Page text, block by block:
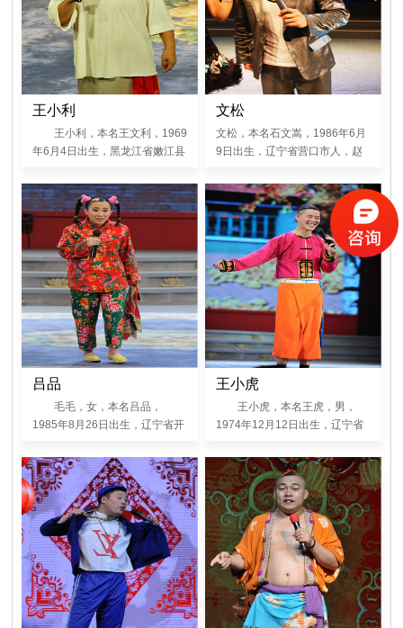
生》中扮演“老哑巴”，在辽宁电
视台2009年春节联欢晚会小品
《生日快乐》中扮演“老四”， 在
辽宁电视台2010年春节联欢晚会
小品《就差钱》中扮演“田七”，
在大型情景喜剧《来的都是客》
中扮演“马五”。
王小利
王小利，本名王文利，1969
年6月4日出生，黑龙江省嫩江县
届“赵本山杯二人转大赛”中获金
奖，在电视剧《刘老根Ⅱ》中扮
演“宋秃子”，在电视剧《乡村爱
情ⅠⅡ》、《乡村爱情故事》、
《乡村爱情交响曲》中扮演“刘
能”， 在电视剧《乡村名流》中
扮演“刘一手”，在2010年央视春
晚小品《捐助》中扮演“白闹”，
在2011年央视春晚小品《同桌的
你》中扮演“老余”，在大型情景
喜剧《来的都是客》中扮演“庞富
贵”。
文松
文松，本名石文嵩，1986年6月
9日出生，辽宁省营口市人，赵
吕品
毛毛，女，本名吕品，
1985年8月26日出生，辽宁省开
《不差钱》中扮演“丫蛋”，在电
影《三枪拍案惊奇》中扮演“陈
七”，在大型情景喜剧《来的都是
客》中扮演“桃花妹”，与赵本山
先生14号弟子王金龙搭档。
王小虎
王小虎，本名王虎，男，
1974年12月12日出生，辽宁省
子。在首届“赵本山杯二人转大
赛”中获表演奖，在2005年中央
电视台春节联欢晚会小品《功
夫》中扮演“小忽悠”，在电视剧
《刘老根Ⅱ》中扮演“小八路”，在
《乡村爱情ⅠⅡ》、《乡村爱情故
事》、《乡村爱情交响曲》中扮
演“李大国”。